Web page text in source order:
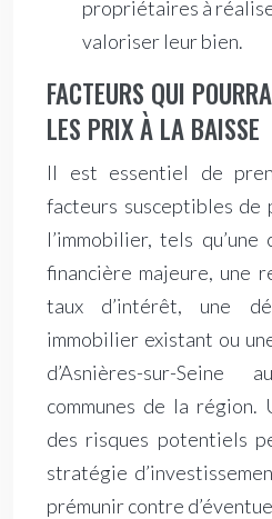
propriétaires à
valoriser leur bien.
FACTEURS QUI
LES PRIX À LA BAISSE
Il est essentiel de
facteurs susceptibles de
l’immobilier, tels
financière majeure, une
taux d’intérêt, une
immobilier existant ou
d’Asnières-sur-
communes de la région.
des risques potentiels
stratégie
prémunir contre